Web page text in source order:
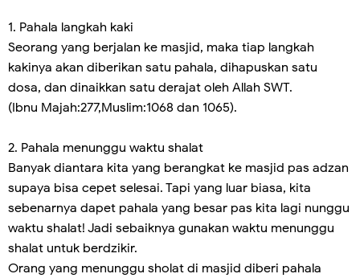
1. Pahala langkah kaki
Seorang yang berjalan ke masjid, maka tiap langkah
kakinya akan diberikan satu pahala, dihapuskan satu
dosa, dan dinaikkan satu derajat oleh Allah SWT.
(Ibnu Majah:277,Muslim:1068 dan 1065).
2. Pahala menunggu waktu shalat
Banyak diantara kita yang berangkat ke masjid pas adzan
supaya bisa cepet selesai. Tapi yang luar biasa, kita
sebenarnya dapet pahala yang besar pas kita lagi nunggu
waktu shalat! Jadi sebaiknya gunakan waktu menunggu
shalat untuk berdzikir.
Orang yang menunggu sholat di masjid diberi pahala